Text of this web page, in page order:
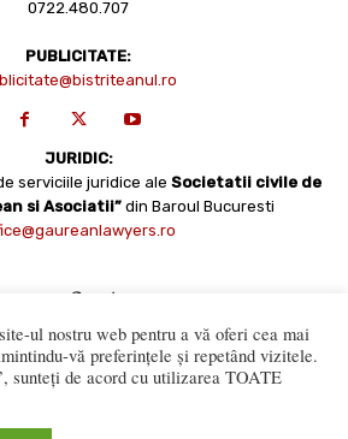
0722.480.707
PUBLICITATE:
JURIDIC:
serviciile juridice ale Societatii civile de
si Asociatii” din Baroul Bucuresti
ul nostru web pentru a vă oferi cea mai
vă preferințele și repetând vizitele.
sunteți de acord cu utilizarea TOATE